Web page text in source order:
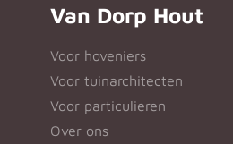
Van Dorp Hout
Voor hoveniers
Voor tuinarchitecten
Voor particulieren
Over ons